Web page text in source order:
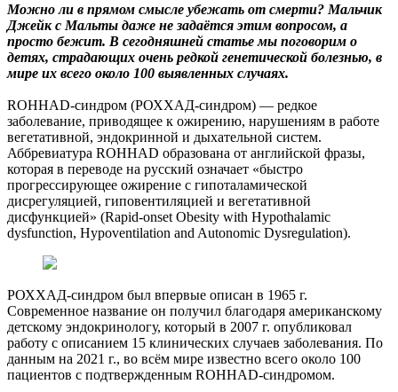
Можно ли в прямом смысле убежать от смерти? Мальчик
Джейк с Мальты даже не задаётся этим вопросом, а
просто бежит. В сегодняшней статье мы поговорим о
детях, страдающих очень редкой генетической болезнью, в
мире их всего около 100 выявленных случаях.
ROHHAD-синдром (РОХХАД-синдром) — редкое
заболевание, приводящее к ожирению, нарушениям в работе
вегетативной, эндокринной и дыхательной систем.
Аббревиатура ROHHAD образована от английской фразы,
которая в переводе на русский означает «быстро
прогрессирующее ожирение с гипоталамической
дисрегуляцией, гиповентиляцией и вегетативной
дисфункцией» (Rapid-onset Obesity with Hypothalamic
dysfunction, Hypoventilation and Autonomic Dysregulation).
РОХХАД-синдром был впервые описан в 1965 г.
Современное название он получил благодаря американскому
детскому эндокринологу, который в 2007 г. опубликовал
работу с описанием 15 клинических случаев заболевания. По
данным на 2021 г., во всём мире известно всего около 100
пациентов с подтвержденным ROHHAD-синдромом.